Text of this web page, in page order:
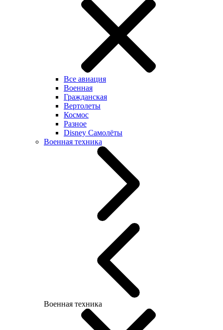
Все авиация
Военная
Гражданская
Вертолеты
Космос
Разное
Disney Самолёты
Военная техника
Военная техника